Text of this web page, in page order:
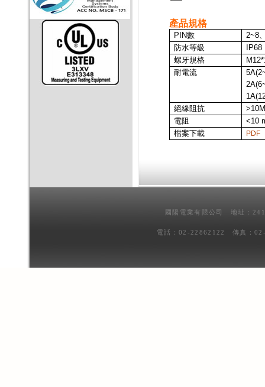
產品規格
PIN數 2~8
防水等級
IP68
螺牙規格
耐電流
5A
2A
絕緣阻抗
電阻
<10
檔案下載
PDF
國陽電業有限公司 地址：
電話：02-22862122 傳真：